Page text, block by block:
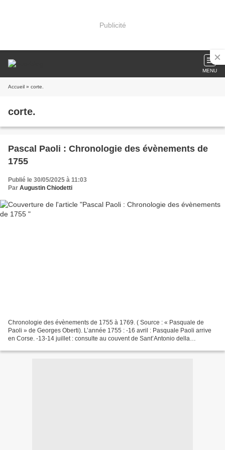
Publicité
MENU
Accueil » corte.
corte.
Pascal Paoli : Chronologie des évènements de
1755
Publié le 30/05/2025 à 11:03
Par Augustin Chiodetti
Chronologie des évènements de 1755 à 1769. ( Source : « Pasquale de
Paoli » de Georges Oberti). L’année 1755 : -16 avril : Pasquale Paoli arrive
en Corse. -13-14 juillet : consulte au couvent de Sant’Antonio della